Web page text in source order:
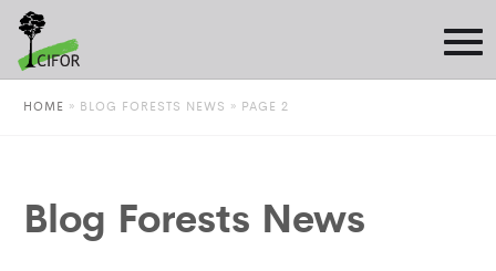
HOME » BLOG FORESTS NEWS » PAGE 2
Blog Forests News